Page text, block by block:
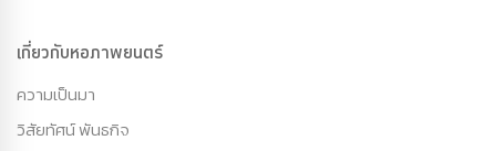
เกี่ยวกับหอภาพยนตร์
ความเป็นมา
วิสัยทัศน์ พันธกิจ